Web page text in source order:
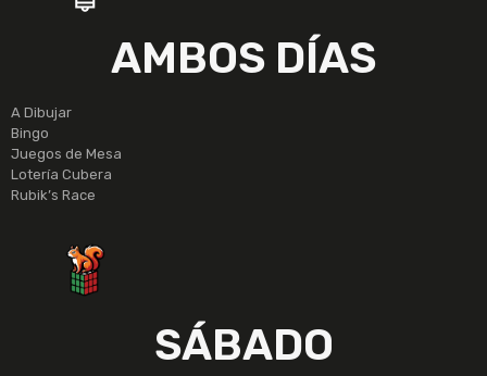
AMBOS DÍAS
A Dibujar
Bingo
Juegos de Mesa
Lotería Cubera
Rubik’s Race
SÁBADO